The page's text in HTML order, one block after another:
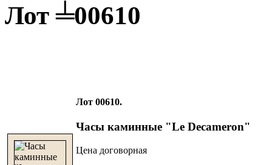
Лот ╧00610
Лот 00610.
Часы каминные "Le Decameron"
Цена договорная